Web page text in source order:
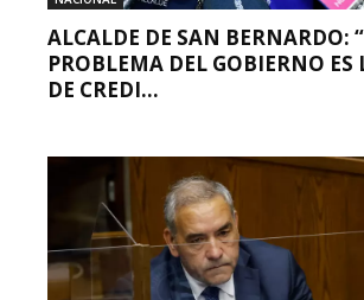
ALCALDE DE SAN BERNARDO:
PROBLEMA DEL GOBIERNO ES
DE CREDI...